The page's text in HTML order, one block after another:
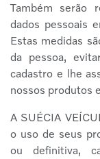
Também serão
dados pessoais
Estas medidas
da pessoa,
cadastro e lhe
nossos produtos
A SUÉCIA
o uso de seus
ou definitiva,